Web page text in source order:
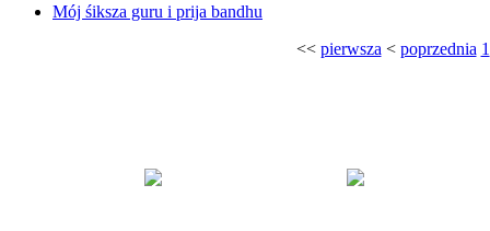
Mój śiksza guru i prija bandhu
<< pierwsza < poprzednia 1